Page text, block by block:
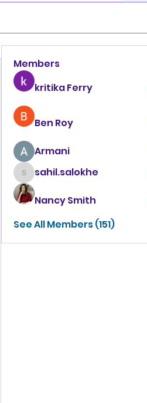
Members
kritika Ferry
Ben Roy
Armani
sahil.salokhe
sahil.salokhe
Nancy Smith
See All Members (151)